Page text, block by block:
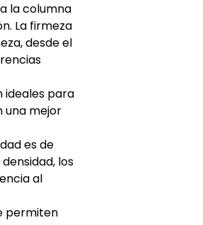
la columna
La firmeza
desde el
ideales para
una mejor
es de
los
al
permiten